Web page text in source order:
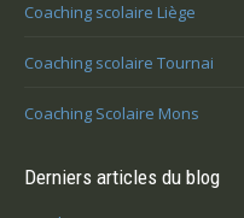
Coaching scolaire Liège
Coaching scolaire Tournai
Coaching Scolaire Mons
Derniers articles du blog